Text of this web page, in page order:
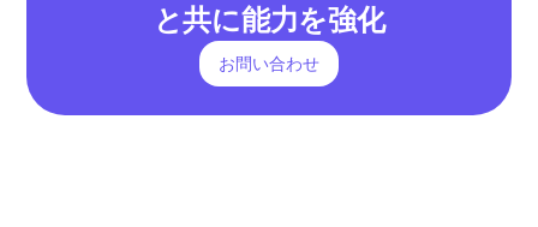
と共に能力を強化
お問い合わせ